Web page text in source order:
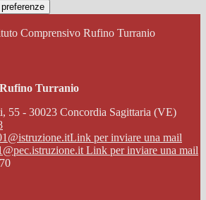
Comprensivo Rufino Turranio
Turranio
55 - 30023 Concordia Sagittaria (VE)
Link per inviare una mail
Link per inviare una mail